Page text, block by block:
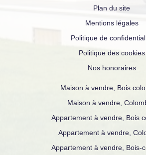
Plan du site
Mentions légales
Politique de
Politique des cookies
Nos honoraires
Maison à vendre, Bois
Maison à vendre,
Appartement à vendre, Bois
Appartement à vendre,
Appartement à vendre, Bois-